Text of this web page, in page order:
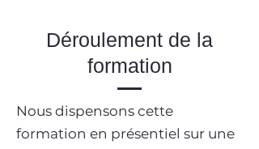
Déroulement de la
formation
Nous dispensons cette
formation en présentiel sur une